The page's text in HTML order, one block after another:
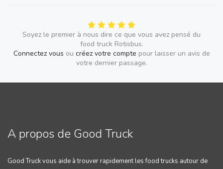
Soyez le premier à nous dire ce que vous avez pensé du
food truck Rotisbus.
Connectez vous ou créez votre compte pour laisser un avis de
votre dernier passage.
A propos de Good Truck
Good Truck vous aide à trouver rapidement les food trucks autour de